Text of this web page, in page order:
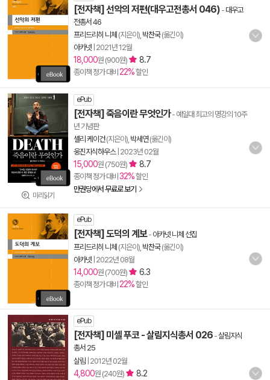
[전자책] 선악의 저편(대우고전총서 046) - 대우고
전총서 46
프리드리히 니체 (지은이), 박찬국(옮긴이)
아카넷 2021년 12월
18,000원 (900원) 8.7
종이책 정가 대비 22%할인
미리읽기
ePub
[전자책] 죽음이란 무엇인가- 예일대 최고의 명강의 10주
년 기념판
셸리 케이건(지은이), 박세연(옮긴이)
웅진지식하우스| 2023년 02월
15,000원 (750원) 8.7
종이책 정가 대비 32%할인
만권당에서 무료로 보기
ePub
[전자책] 도덕의 계보- 아카넷 니체 선집
프리드리히 니체 (지은이), 박찬국(옮긴이)
아카넷 2022년 08월
14,000원 (700원) 6.3
종이책 정가 대비 22%할인
ePub
[전자책] 미셸 푸코 - 살림지식총서 026 -살림지식
총서 25
살림 2012년 02월
4,800원 (240원) 8.2